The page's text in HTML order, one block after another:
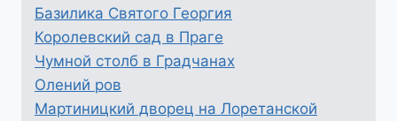
Базилика Святого Георгия
Королевский сад в Праге
Чумной столб в Градчанах
Олений ров
Мартиницкий дворец на Лоретанской